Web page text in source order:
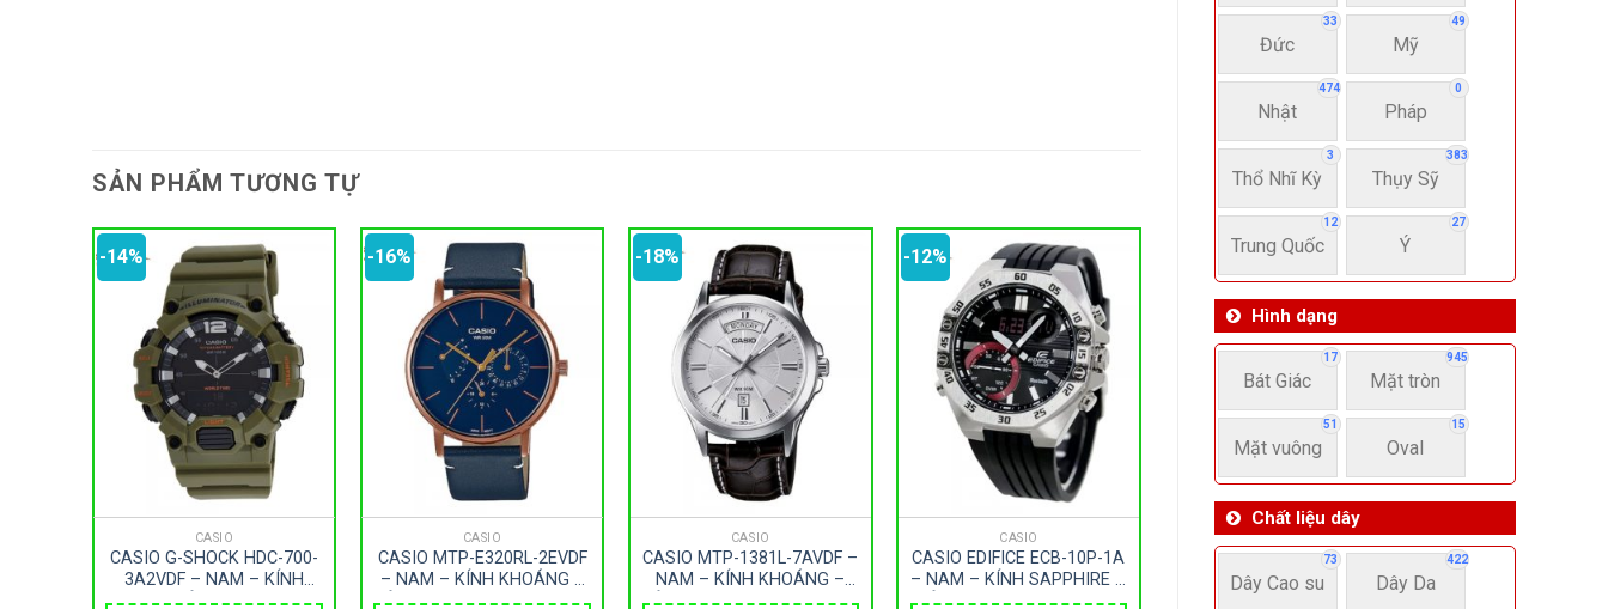
33
Đức
49
Mỹ
474
Nhật
0
Pháp
3
Thổ Nhĩ Kỳ
383
Thụy Sỹ
12
Trung Quốc
27
Ý
Hình dạng
17
Bát Giác
945
Mặt tròn
51
Mặt vuông
15
Oval
Chất liệu dây
73
Dây Cao su
422
Dây Da
SẢN PHẨM TƯƠNG TỰ
-14%
CASIO
CASIO G-SHOCK HDC-700-
3A2VDF – NAM – KÍNH
NHỰA – DÂY CAO SU – PIN
-16%
CASIO
CASIO MTP-E320RL-2EVDF
– NAM – KÍNH KHOÁNG –
DÂY DA – PIN – SIZE 40MM
-18%
CASIO
CASIO MTP-1381L-7AVDF –
NAM – KÍNH KHOÁNG –
DÂY DA – PIN – SIZE 40MM
-12%
CASIO
CASIO EDIFICE ECB-10P-1A
– NAM – KÍNH SAPPHIRE –
DÂY CAO SU – PIN – SIZE